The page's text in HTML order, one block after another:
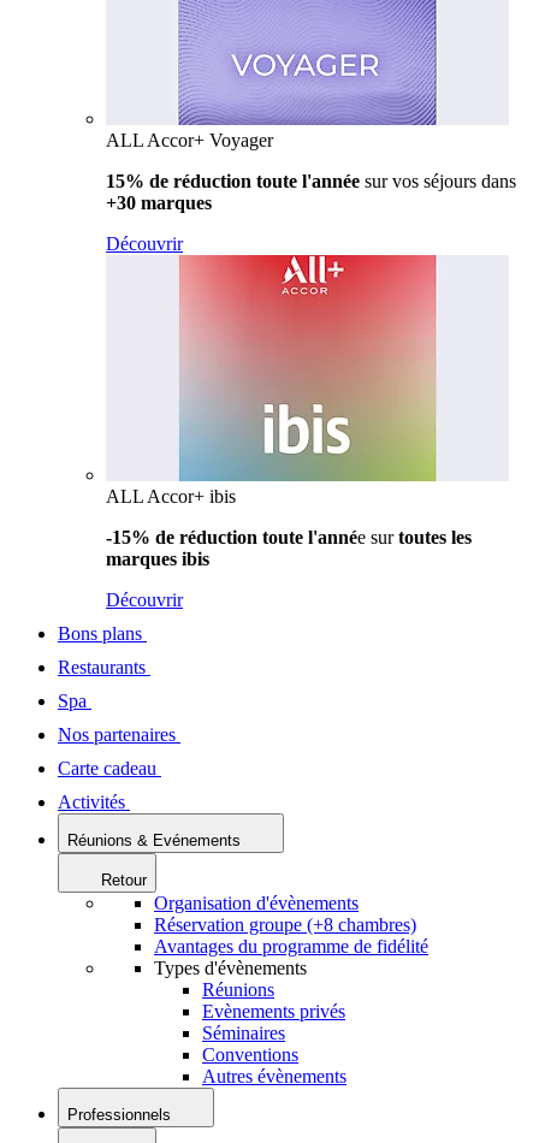
ALL Accor+ Voyager
15% de réduction toute l'année sur vos séjours dans
+30 marques
Découvrir
ALL Accor+ ibis
-15% de réduction toute l'année surtoutes les
marques ibis
Découvrir
Bons plans
Restaurants
Spa
Nos partenaires
Carte cadeau
Activités
Réunions & Evénements
Retour
Organisation d'évènements
Réservation groupe (+8 chambres)
Avantages du programme de fidélité
Types d'évènements
Réunions
Evènements privés
Séminaires
Conventions
Autres évènements
Professionnels